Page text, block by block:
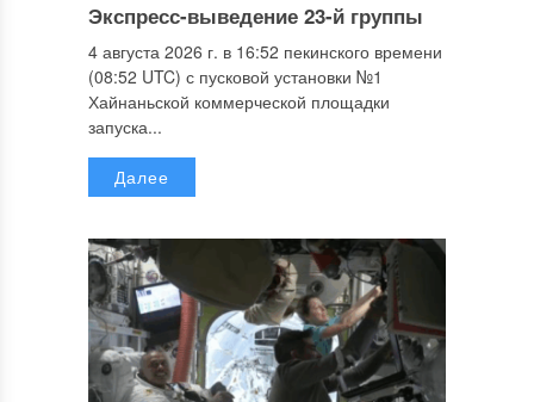
Экспресс-выведение 23-й группы
4 августа 2026 г. в 16:52 пекинского времени
(08:52 UTC) с пусковой установки №1
Хайнаньской коммерческой площадки
запуска...
Далее